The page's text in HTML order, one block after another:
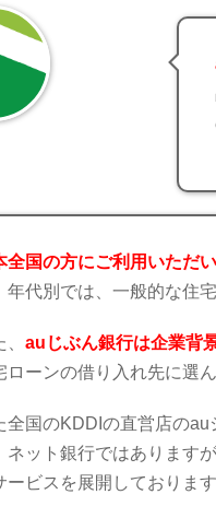
全国の方にご利用いただ
年代別では、一般的な住
auじぶん銀行は企業背
ローンの借り入れ先に選
全国のKDDIの直営店の
ネット銀行ではあります
ービスを展開しております